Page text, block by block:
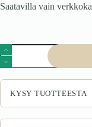
Saatavilla vain
VENTO
DS3-
60/82
alakaappi
laatikoilla,
väri:
käsityökuusi/antrasiitti
määrä
KYSY TUOTTEESTA